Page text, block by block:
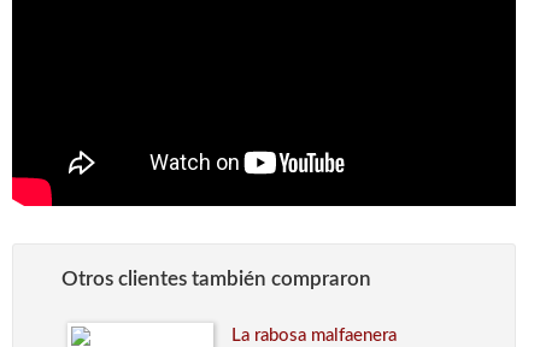
Otros clientes también compraron
La rabosa malfaenera